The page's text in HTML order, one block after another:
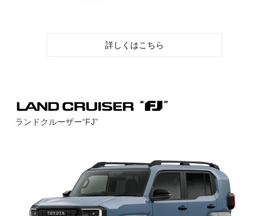
詳しくはこちら
ランドクルーザー“FJ”